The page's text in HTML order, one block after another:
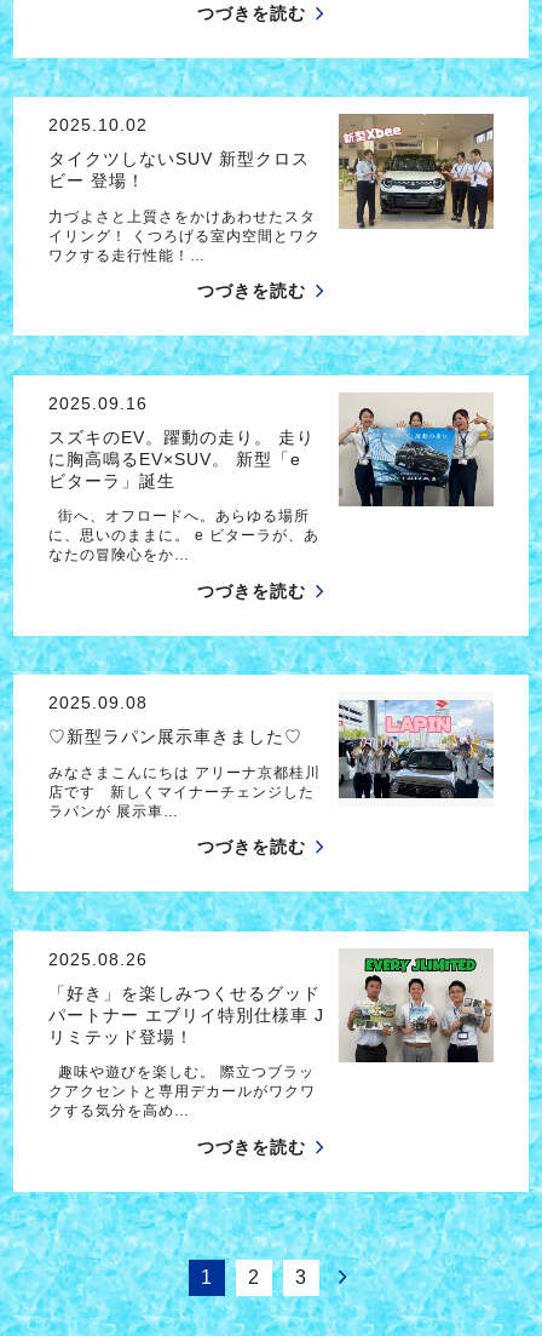
つづきを読む
2025.10.02
タイクツしないSUV 新型クロス
ビー 登場！
力づよさと上質さをかけあわせたスタ
イリング！ くつろげる室内空間とワク
ワクする走行性能！…
つづきを読む
2025.09.16
スズキのEV。躍動の走り。 走り
に胸高鳴るEV×SUV。 新型「e
ビターラ」誕生
街へ、オフロードへ。あらゆる場所
に、思いのままに。 e ビターラが、あ
なたの冒険心をか…
つづきを読む
2025.09.08
♡新型ラパン展示車きました♡
みなさまこんにちは アリーナ京都桂川
店です 新しくマイナーチェンジした
ラパンが 展示車…
つづきを読む
2025.08.26
「好き」を楽しみつくせるグッド
パートナー エブリイ特別仕様車 J
リミテッド登場！
趣味や遊びを楽しむ。 際立つブラッ
クアクセントと専用デカールがワクワ
クする気分を高め…
つづきを読む
1 2 3